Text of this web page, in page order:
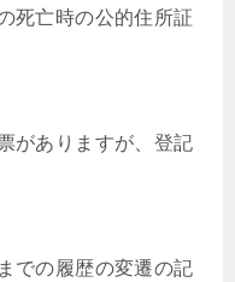
死亡時の公的住所証
がありますが、登記
での履歴の変遷の記